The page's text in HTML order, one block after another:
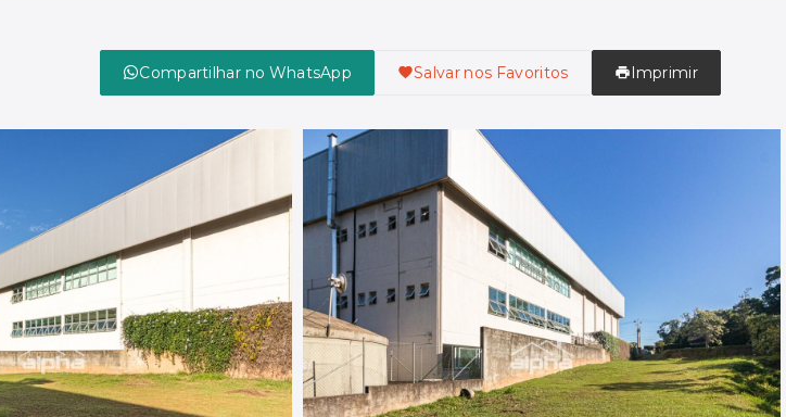
Compartilhar no WhatsApp Salvar nos Favoritos Imprimir